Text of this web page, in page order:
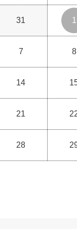
31 1
7 8
14
21
28